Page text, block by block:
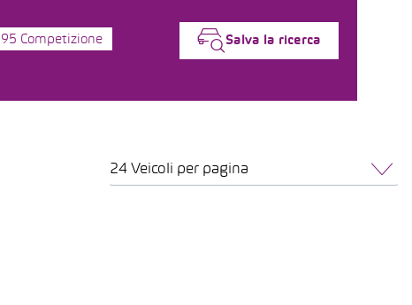
Competizione Salva la ricerca
24 Veicoli per pagina